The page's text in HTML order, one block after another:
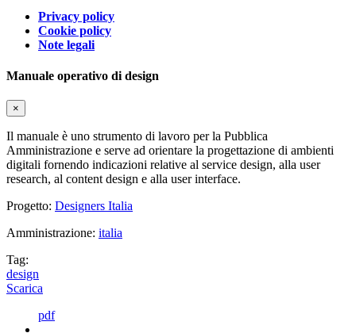
Privacy policy
Cookie policy
Note legali
Manuale operativo di design
×
Il manuale è uno strumento di lavoro per la Pubblica
Amministrazione e serve ad orientare la progettazione di ambienti
digitali fornendo indicazioni relative al service design, alla user
research, al content design e alla user interface.
Progetto: Designers Italia
Amministrazione: italia
Tag:
design
Scarica
pdf